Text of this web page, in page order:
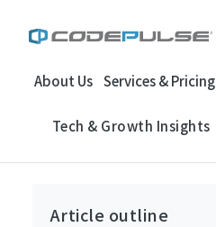
About Us Services & Pricing
Tech & Growth Insights
Corporate Image
ChooWe AI仿生客服
HomeTech & Growth Insights
Article outline